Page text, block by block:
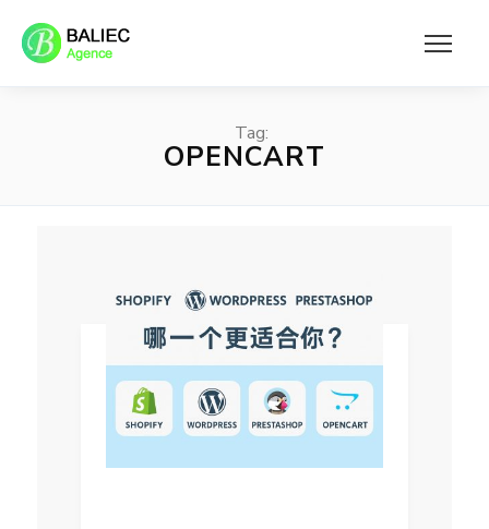
Tag:
OPENCART